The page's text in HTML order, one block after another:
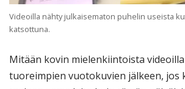
Videoilla nähty julkaisematon puhelin useista
katsottuna.
Mitään kovin mielenkiintoista
tuoreimpien vuotokuvien jälkeen, jos